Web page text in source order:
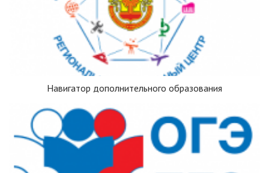
Навигатор дополнительного образования